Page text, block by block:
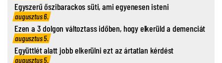
Egyszerű őszibarackos süti, ami egyenesen isteni
augusztus 6.
Ezen a 3 dolgon változtass időben, hogy elkerüld a demenciát
augusztus 5.
Együttlét alatt jobb elkerülni ezt az ártatlan kérdést
augusztus 5.